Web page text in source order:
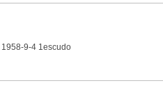
1958-9-4 1escudo